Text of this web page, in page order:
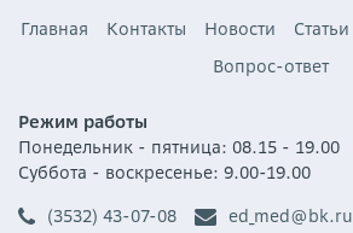
Главная Контакты Новости Статьи
Вопрос-ответ
Режим работы
Понедельник - пятница: 08.15 - 19.00
Суббота - воскресенье: 9.00-19.00
(3532) 43-07-08
ed_med@bk.ru